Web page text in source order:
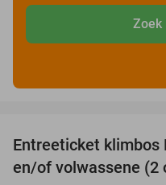
Zoek
Entreeticket klimbos
en/of volwassene (2